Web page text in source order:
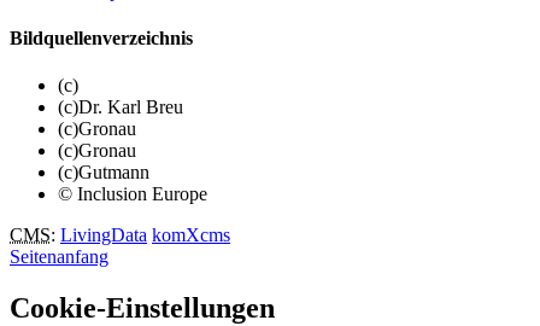
Bildquellenverzeichnis
(c)
(c)Dr. Karl Breu
(c)Gronau
(c)Gronau
(c)Gutmann
© Inclusion Europe
CMS: LivingData komXcms
Seitenanfang
Cookie-Einstellungen